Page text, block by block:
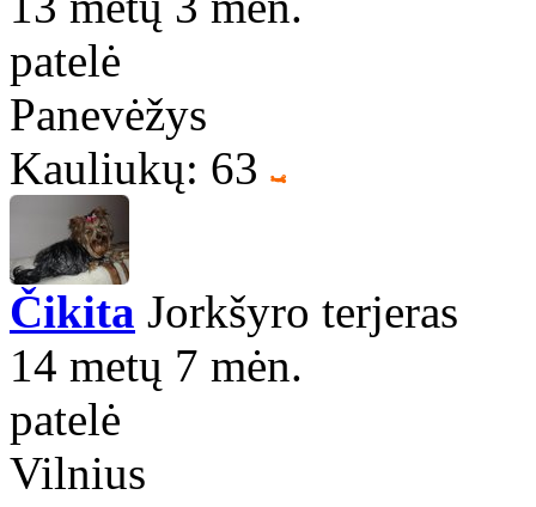
patelė
Panevėžys
Kauliukų: 63
Čikita Jorkšyro terjeras
14 metų 7 mėn.
patelė
Vilnius